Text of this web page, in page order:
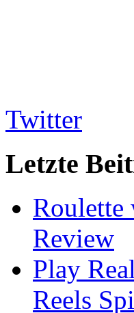
Twitter
Letzte
Roulette
Review
Play
Reels